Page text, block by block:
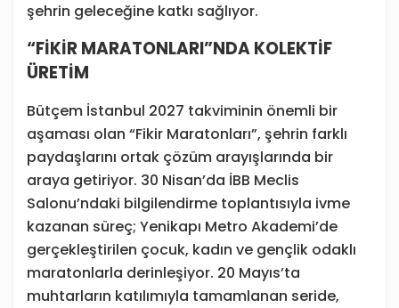
şehrin geleceğine katkı sağlıyor.
“FİKİR MARATONLARI”NDA KOLEKTİF
ÜRETİM
Bütçem İstanbul 2027 takviminin önemli bir
aşaması olan “Fikir Maratonları”, şehrin farklı
paydaşlarını ortak çözüm arayışlarında bir
araya getiriyor. 30 Nisan’da İBB Meclis
Salonu’ndaki bilgilendirme toplantısıyla ivme
kazanan süreç; Yenikapı Metro Akademi’de
gerçekleştirilen çocuk, kadın ve gençlik odaklı
maratonlarla derinleşiyor. 20 Mayıs’ta
muhtarların katılımıyla tamamlanan seride,